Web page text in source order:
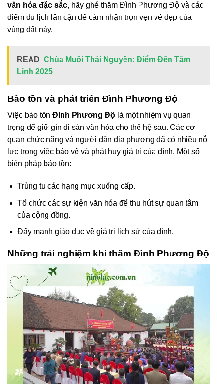
văn hóa đặc sắc, hãy ghé thăm Đình Phương Độ và các
điểm du lịch lân cận để cảm nhận trọn vẹn vẻ đẹp của
vùng đất này.
READ Chùa Muối Thái Nguyên: Điểm Đến Tâm
Linh 2025
Bảo tồn và phát triển Đình Phương Độ
Việc bảo tồn Đình Phương Độ là một nhiệm vụ quan
trọng để giữ gìn di sản văn hóa cho thế hệ sau. Các cơ
quan chức năng và người dân địa phương đã có nhiều nỗ
lực trong việc bảo vệ và phát huy giá trị của đình. Một số
biện pháp bảo tồn:
Trùng tu các hạng mục xuống cấp.
Tổ chức các sự kiện văn hóa để thu hút sự quan tâm
của cộng đồng.
Đẩy mạnh giáo dục về giá trị lịch sử của đình.
Những trải nghiệm khi thăm Đình Phương Độ